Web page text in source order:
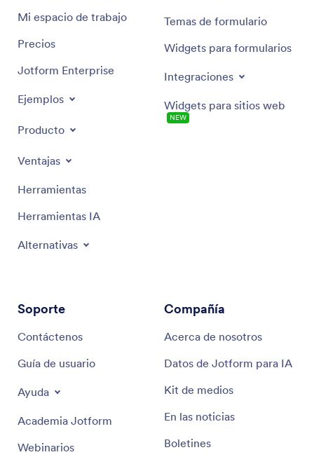
Mi espacio de trabajo
Precios
Jotform Enterprise
Ejemplos
Producto
Ventajas
Herramientas
Herramientas IA
Alternativas
Temas de formulario
Widgets para formularios
Integraciones
Widgets para sitios web
NEW
Soporte
Contáctenos
Guía de usuario
Ayuda
Academia Jotform
Webinarios
Compañía
Acerca de nosotros
Datos de Jotform para IA
Kit de medios
En las noticias
Boletines